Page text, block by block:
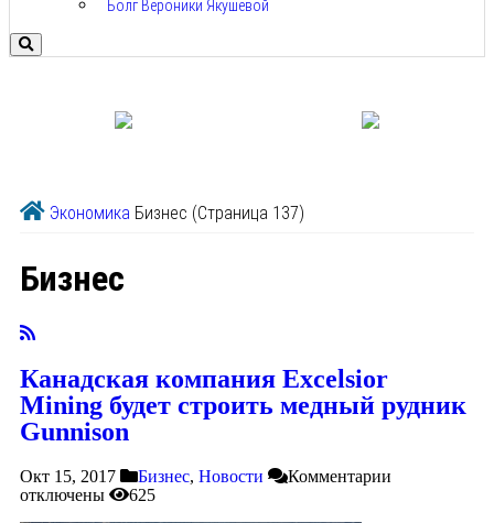
Болг Вероники Якушевой
Экономика Бизнес (Страница 137)
Бизнес
Канадская компания Excelsior
Mining будет строить медный рудник
Gunnison
Окт 15, 2017 Бизнес, Новости
Комментарии
отключены
625